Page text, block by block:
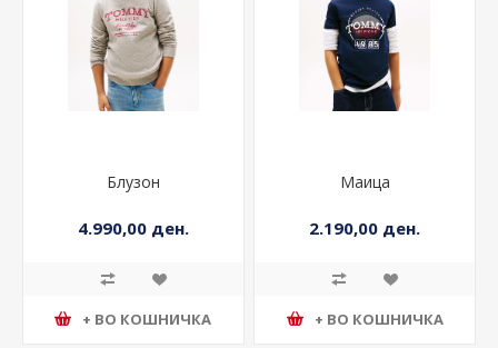
Блузон
4.990,00 ден.
+ ВО КОШНИЧКА
Маица
2.190,00 ден.
+ ВО КОШНИЧКА